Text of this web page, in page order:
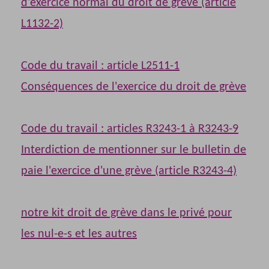
d'exercice normal du droit de grève (article
L1132-2)
Code du travail : article L2511-1
Conséquences de l'exercice du droit de grève
Code du travail : articles R3243-1 à R3243-9
Interdiction de mentionner sur le bulletin de
paie l'exercice d'une grève (article R3243-4)
notre kit droit de grève dans le privé pour
les nul-e-s et les autres